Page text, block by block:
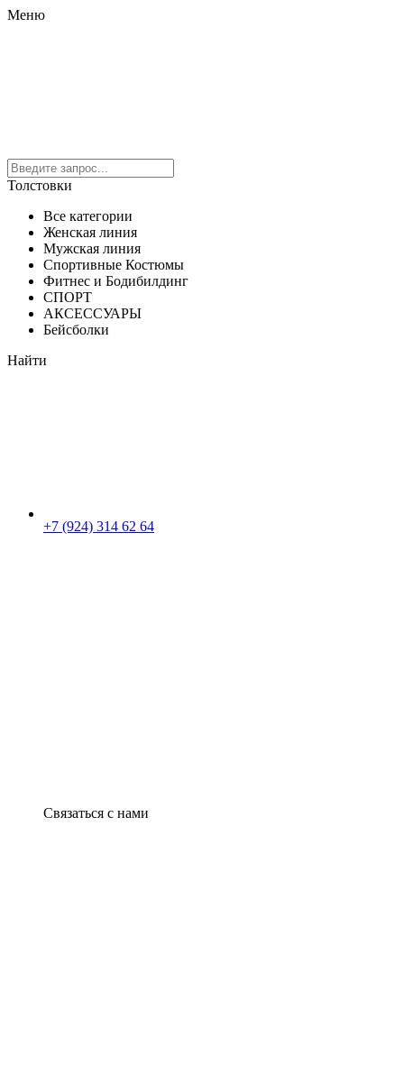
Меню
Толстовки
Все категории
Женская линия
Мужская линия
Спортивные Костюмы
Фитнес и Бодибилдинг
СПОРТ
АКСЕССУАРЫ
Бейсболки
Найти
+7 (924) 314 62 64
Связаться с нами